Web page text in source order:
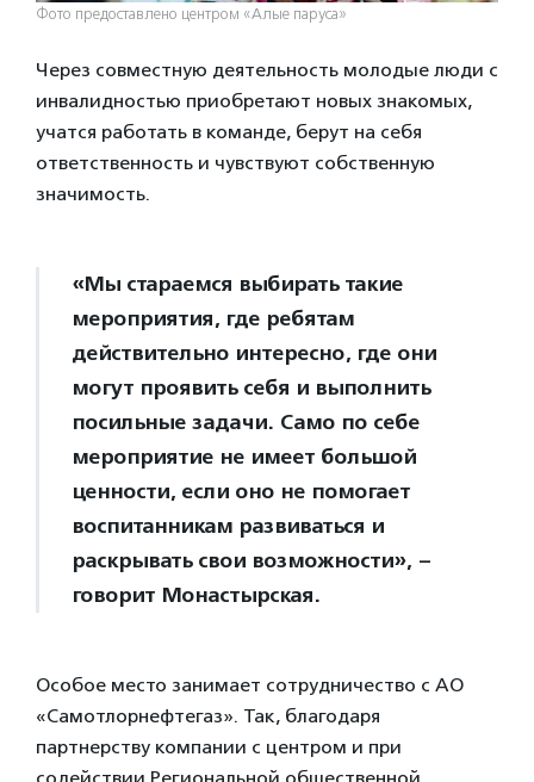
Фото предоставлено центром «Алые паруса»
Через совместную деятельность молодые люди с
инвалидностью приобретают новых знакомых,
учатся работать в команде, берут на себя
ответственность и чувствуют собственную
значимость.
«Мы стараемся выбирать такие
мероприятия, где ребятам
действительно интересно, где они
могут проявить себя и выполнить
посильные задачи. Само по себе
мероприятие не имеет большой
ценности, если оно не помогает
воспитанникам развиваться и
раскрывать свои возможности», –
говорит Монастырская.
Особое место занимает сотрудничество с АО
«Самотлорнефтегаз». Так, благодаря
партнерству компании с центром и при